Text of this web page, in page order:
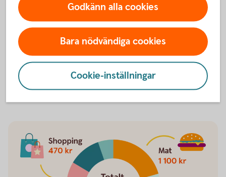
– När barnen är små är det inte ovanligt att den med lägre
inkomst är den som tar en större del av föräldraledighet,
VAB och kanske även jobbar deltid några år. Det minskar
inkomsten och därmed möjligheten att spara.
- Därför är det viktigt att man inkludera både vanligt
sparandet samt sparandet till pension, i den gemensamma
ekonomin, säger Madelén Falkenhäll.
Godkänn alla cookies
Bara nödvändiga cookies
Cookie-inställningar